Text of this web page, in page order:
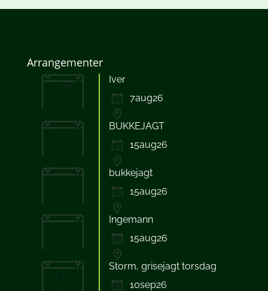
Arrangementer
07
Iver
7aug26
15
BUKKEJAGT
15aug26
15
bukkejagt
15aug26
15
Ingemann
15aug26
10
Storm, grisejagt torsdag
10sep26